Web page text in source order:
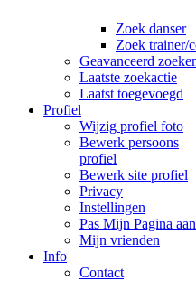
Zoek danser
Zoek trainer/
Geavanceerd
Laatste zoekactie
Laatst toegevoegd
Profiel
Wijzig profiel foto
Bewerk persoons
profiel
Bewerk site profiel
Privacy
Instellingen
Pas Mijn Pagina aan
Mijn vrienden
Info
Contact